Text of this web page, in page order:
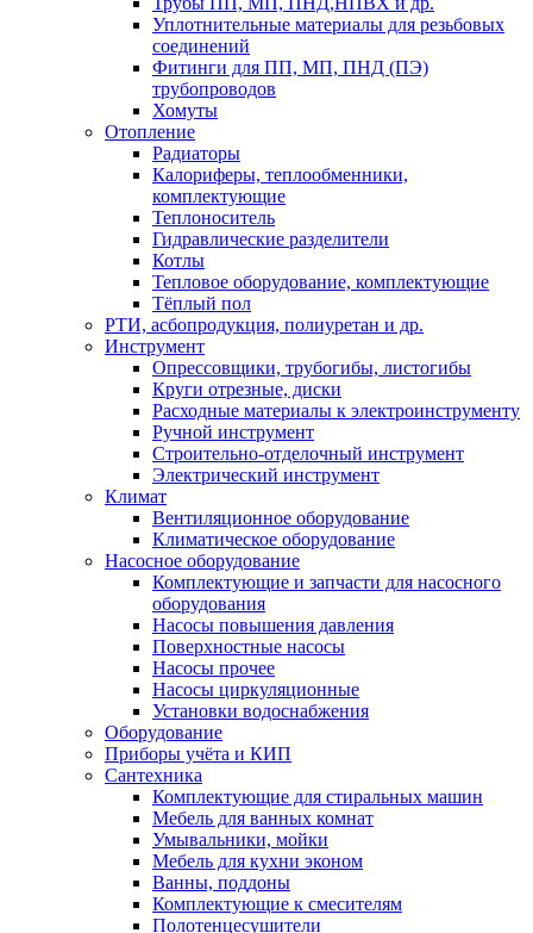
Уплотнительные материалы для резьбовых
соединений
Фитинги для ПП, МП, ПНД (ПЭ)
трубопроводов
Хомуты
Отопление
Радиаторы
Калориферы, теплообменники,
комплектующие
Теплоноситель
Гидравлические разделители
Котлы
Тепловое оборудование, комплектующие
Тёплый пол
РТИ, асбопродукция, полиуретан и др.
Инструмент
Опрессовщики, трубогибы, листогибы
Круги отрезные, диски
Расходные материалы к электроинструменту
Ручной инструмент
Строительно-отделочный инструмент
Электрический инструмент
Климат
Вентиляционное оборудование
Климатическое оборудование
Насосное оборудование
Комплектующие и запчасти для насосного
оборудования
Насосы повышения давления
Поверхностные насосы
Насосы прочее
Насосы циркуляционные
Установки водоснабжения
Оборудование
Приборы учёта и КИП
Сантехника
Комплектующие для стиральных машин
Мебель для ванных комнат
Умывальники, мойки
Мебель для кухни эконом
Ванны, поддоны
Комплектующие к смесителям
Полотенцесушители